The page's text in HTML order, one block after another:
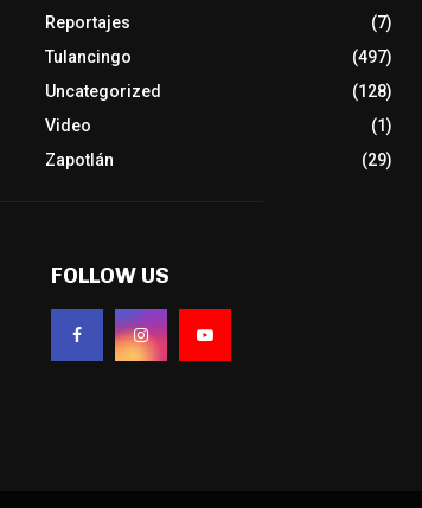
Reportajes
(7)
Tulancingo
(497)
Uncategorized
(128)
Video
(1)
Zapotlán
(29)
FOLLOW US